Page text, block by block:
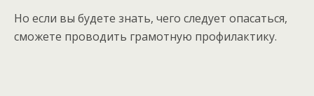
Но если вы будете знать, чего следует опасаться,
сможете проводить грамотную профилактику.